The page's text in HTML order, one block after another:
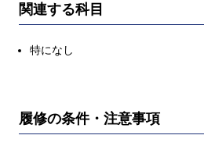
関連する科目
特になし
履修の条件・注意事項